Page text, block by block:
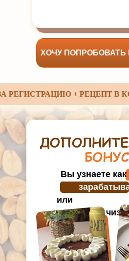
ХОЧУ ПОПРОБОВАТЬ
+ РЕЦЕПТ В
Вы узнаете как
или
продаже